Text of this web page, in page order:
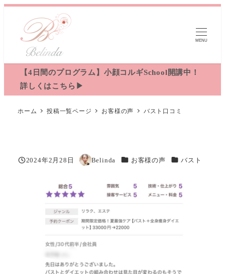
ン
MENU
【4日間のプログラム】小顔コルギSchool開講中！
詳しくはこちら▶︎
ホーム 投稿一覧ページ お客様の声 バスト口コミ
投稿日
2024年2月28日
著
Belinda カテゴリー
お客様の声 カテゴリー
バスト